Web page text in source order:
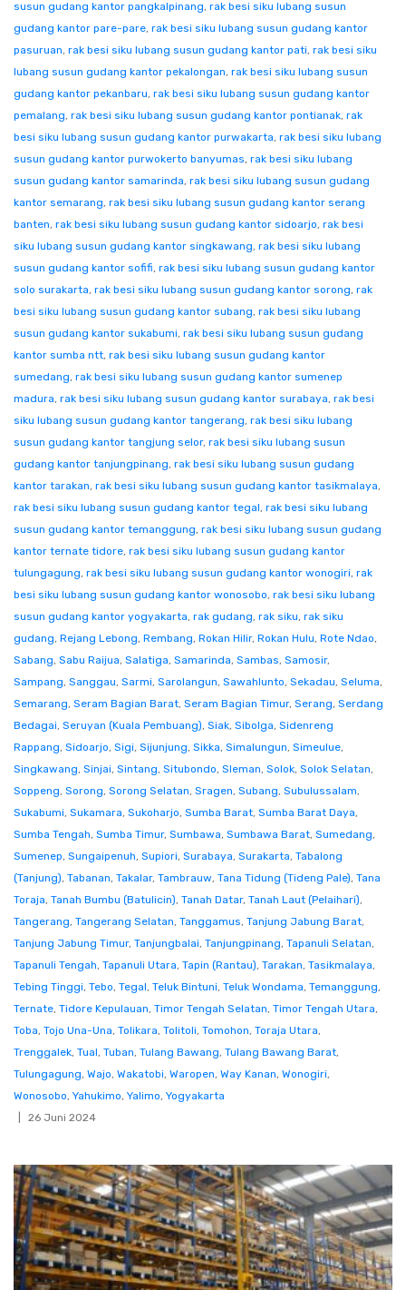
susun gudang kantor pangkalpinang, rak besi siku lubang susun
gudang kantor pare-pare, rak besi siku lubang susun gudang kantor
pasuruan, rak besi siku lubang susun gudang kantor pati, rak besi siku
lubang susun gudang kantor pekalongan, rak besi siku lubang susun
gudang kantor pekanbaru, rak besi siku lubang susun gudang kantor
pemalang, rak besi siku lubang susun gudang kantor pontianak, rak
besi siku lubang susun gudang kantor purwakarta, rak besi siku lubang
susun gudang kantor purwokerto banyumas, rak besi siku lubang
susun gudang kantor samarinda, rak besi siku lubang susun gudang
kantor semarang, rak besi siku lubang susun gudang kantor serang
banten, rak besi siku lubang susun gudang kantor sidoarjo, rak besi
siku lubang susun gudang kantor singkawang, rak besi siku lubang
susun gudang kantor sofifi, rak besi siku lubang susun gudang kantor
solo surakarta, rak besi siku lubang susun gudang kantor sorong, rak
besi siku lubang susun gudang kantor subang, rak besi siku lubang
susun gudang kantor sukabumi, rak besi siku lubang susun gudang
kantor sumba ntt, rak besi siku lubang susun gudang kantor
sumedang, rak besi siku lubang susun gudang kantor sumenep
madura, rak besi siku lubang susun gudang kantor surabaya, rak besi
siku lubang susun gudang kantor tangerang, rak besi siku lubang
susun gudang kantor tangjung selor, rak besi siku lubang susun
gudang kantor tanjungpinang, rak besi siku lubang susun gudang
kantor tarakan, rak besi siku lubang susun gudang kantor tasikmalaya,
rak besi siku lubang susun gudang kantor tegal, rak besi siku lubang
susun gudang kantor temanggung, rak besi siku lubang susun gudang
kantor ternate tidore, rak besi siku lubang susun gudang kantor
tulungagung, rak besi siku lubang susun gudang kantor wonogiri, rak
besi siku lubang susun gudang kantor wonosobo, rak besi siku lubang
susun gudang kantor yogyakarta, rak gudang, rak siku, rak siku
gudang, Rejang Lebong, Rembang, Rokan Hilir, Rokan Hulu, Rote Ndao,
Sabang, Sabu Raijua, Salatiga, Samarinda, Sambas, Samosir,
Sampang, Sanggau, Sarmi, Sarolangun, Sawahlunto, Sekadau, Seluma,
Semarang, Seram Bagian Barat, Seram Bagian Timur, Serang, Serdang
Bedagai, Seruyan (Kuala Pembuang), Siak, Sibolga, Sidenreng
Rappang, Sidoarjo, Sigi, Sijunjung, Sikka, Simalungun, Simeulue,
Singkawang, Sinjai, Sintang, Situbondo, Sleman, Solok, Solok Selatan,
Soppeng, Sorong, Sorong Selatan, Sragen, Subang, Subulussalam,
Sukabumi, Sukamara, Sukoharjo, Sumba Barat, Sumba Barat Daya,
Sumba Tengah, Sumba Timur, Sumbawa, Sumbawa Barat, Sumedang,
Sumenep, Sungaipenuh, Supiori, Surabaya, Surakarta, Tabalong
(Tanjung), Tabanan, Takalar, Tambrauw, Tana Tidung (Tideng Pale), Tana
Toraja, Tanah Bumbu (Batulicin), Tanah Datar, Tanah Laut (Pelaihari),
Tangerang, Tangerang Selatan, Tanggamus, Tanjung Jabung Barat,
Tanjung Jabung Timur, Tanjungbalai, Tanjungpinang, Tapanuli Selatan,
Tapanuli Tengah, Tapanuli Utara, Tapin (Rantau), Tarakan, Tasikmalaya,
Tebing Tinggi, Tebo, Tegal, Teluk Bintuni, Teluk Wondama, Temanggung,
Ternate, Tidore Kepulauan, Timor Tengah Selatan, Timor Tengah Utara,
Toba, Tojo Una-Una, Tolikara, Tolitoli, Tomohon, Toraja Utara,
Trenggalek, Tual, Tuban, Tulang Bawang, Tulang Bawang Barat,
Tulungagung, Wajo, Wakatobi, Waropen, Way Kanan, Wonogiri,
Wonosobo, Yahukimo, Yalimo, Yogyakarta
26 Juni 2024